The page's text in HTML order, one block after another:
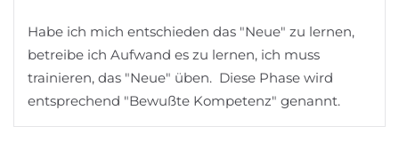
Habe ich mich entschieden das "Neue" zu lernen,
betreibe ich Aufwand es zu lernen, ich muss
trainieren, das "Neue" üben. Diese Phase wird
entsprechend "Bewußte Kompetenz" genannt.